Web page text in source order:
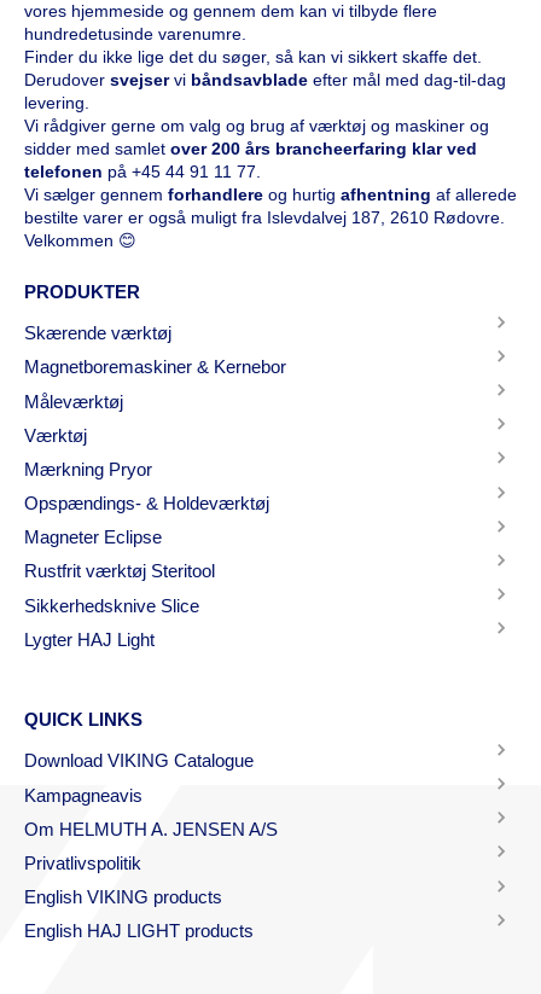
vores hjemmeside og gennem dem kan vi tilbyde flere
hundredetusinde varenumre.
Finder du ikke lige det du søger, så kan vi sikkert skaffe det.
Derudover svejservi båndsavblade efter mål med dag-til-dag
levering.
Vi rådgiver gerne om valg og brug af værktøj og maskiner og
sidder med samlet over 200 års brancheerfaring klar ved
telefonen på +45 44 91 11 77
Vi sælger gennem forhandlere og hurtig afhentning af allerede
bestilte varer er også muligt fra Islevdalvej 187, 2610 Rødovre.
Velkommen 😊
PRODUKTER
Skærende værktøj
Magnetboremaskiner & Kernebor
Måleværktøj
Værktøj
Mærkning Pryor
Opspændings- & Holdeværktøj
Magneter Eclipse
Rustfrit værktøj Steritool
Sikkerhedsknive Slice
Lygter HAJ Light
QUICK LINKS
Download VIKING Catalogue
Kampagneavis
Om HELMUTH A. JENSEN A/S
Privatlivspolitik
English VIKING products
English HAJ LIGHT products